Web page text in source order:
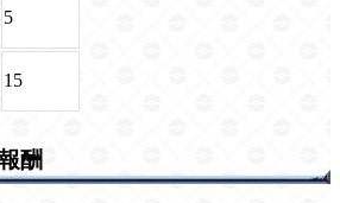
5
15
酬